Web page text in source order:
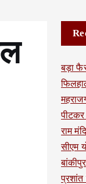
बड़ा
पीटकर
राम
सीएम
प्रशांत